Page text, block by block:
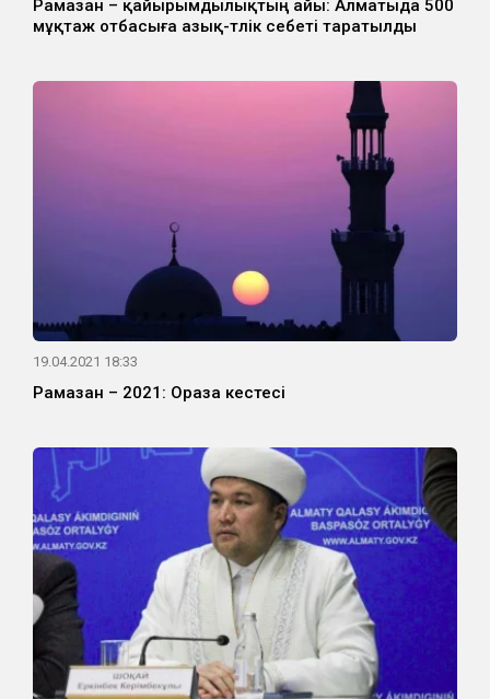
Рамазан – қайырымдылықтың айы: Алматыда 500
мұқтаж отбасыға азық-түлік себеті таратылды
19.04.2021 18:33
Рамазан – 2021: Ораза кестесі